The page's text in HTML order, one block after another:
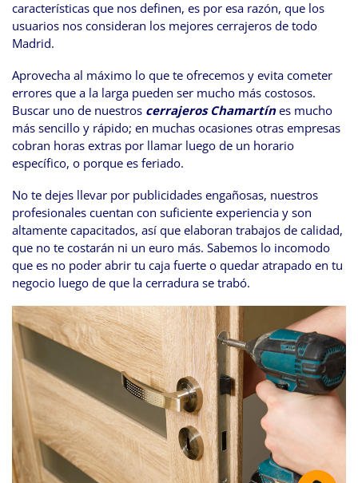
características que nos definen, es por esa razón, que los
usuarios nos consideran los mejores cerrajeros de todo
Madrid.
Aprovecha al máximo lo que te ofrecemos y evita cometer
errores que a la larga pueden ser mucho más costosos.
Buscar uno de nuestros cerrajeros Chamartínes mucho
más sencillo y rápido; en muchas ocasiones otras empresas
cobran horas extras por llamar luego de un horario
específico, o porque es feriado.
No te dejes llevar por publicidades engañosas, nuestros
profesionales cuentan con suficiente experiencia y son
altamente capacitados, así que elaboran trabajos de calidad,
que no te costarán ni un euro más. Sabemos lo incomodo
que es no poder abrir tu caja fuerte o quedar atrapado en tu
negocio luego de que la cerradura se trabó.